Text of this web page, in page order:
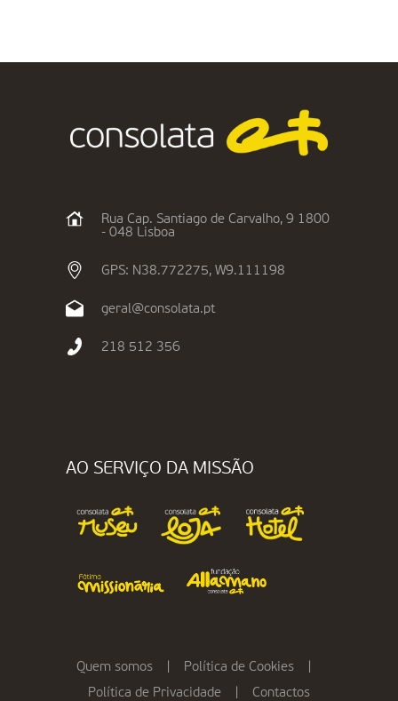
Rua Cap. Santiago de Carvalho, 9 1800
- 048 Lisboa
GPS: N38.772275, W9.111198
geral@consolata.pt
218 512 356
AO SERVIÇO DA MISSÃO
Quem somos Política de Cookies
Política de Privacidade
Contactos